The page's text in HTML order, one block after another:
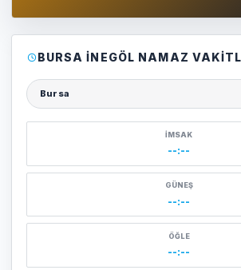
BURSA İNEGÖL NAMAZ
Şehir seçin
İMSAK
--:--
GÜNEŞ
--:--
ÖĞLE
--:--